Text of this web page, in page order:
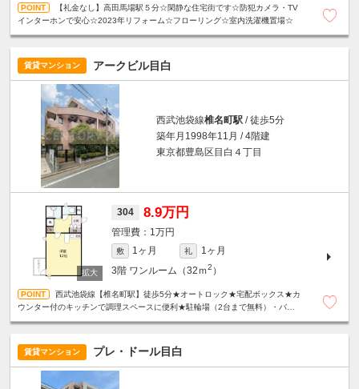
【礼金なし】高田馬場駅５分☆閑静な住宅街です☆防犯カメラ・TV
インターホンで安心☆2023年リフォーム☆フローリング☆室内洗濯機置場☆
賃貸マンション アークビル目白
西武池袋線椎名町駅 / 徒歩5分
築年月1998年11月 / 4階建
東京都豊島区目白４丁目
304 8.9万円
1万円
敷 1ヶ月 礼
1ヶ月
3階 ワンルーム（32ｍ2 ）
西武池袋線【椎名町駅】徒歩5分★オートロック★宅配ボックス★カ
ウンター付のキッチンで調理スペースに便利★駐輪場（2台まで無料）・バイ
賃貸マンション プレ・ドール目白